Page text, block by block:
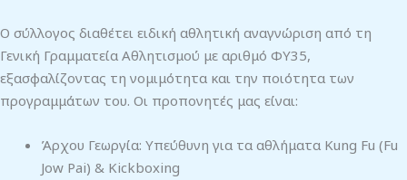
Ο σύλλογος διαθέτει ειδική αθλητική αναγνώριση από τη
Γενική Γραμματεία Αθλητισμού με αριθμό ΦΥ35,
εξασφαλίζοντας τη νομιμότητα και την ποιότητα των
προγραμμάτων του. Οι προπονητές μας είναι:
Άρχου Γεωργία: Υπεύθυνη για τα αθλήματα Kung Fu (Fu
Jow Pai) & Kickboxing